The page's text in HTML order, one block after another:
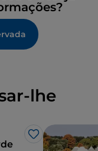
lhe
Gosto